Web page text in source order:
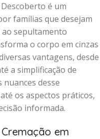
é um
famílias que desejam
sepultamento
o corpo em cinzas
vantagens, desde
a simplificação de
desse
os aspectos práticos,
informada.
em